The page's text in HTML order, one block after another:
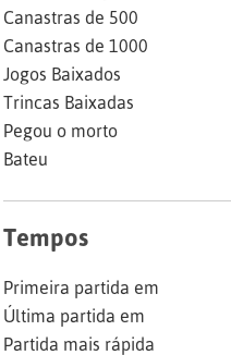
Canastras de 500
Canastras de 1000
Jogos Baixados
Trincas Baixadas
Pegou o morto
Bateu
Tempos
Primeira partida em
Última partida em
Partida mais rápida